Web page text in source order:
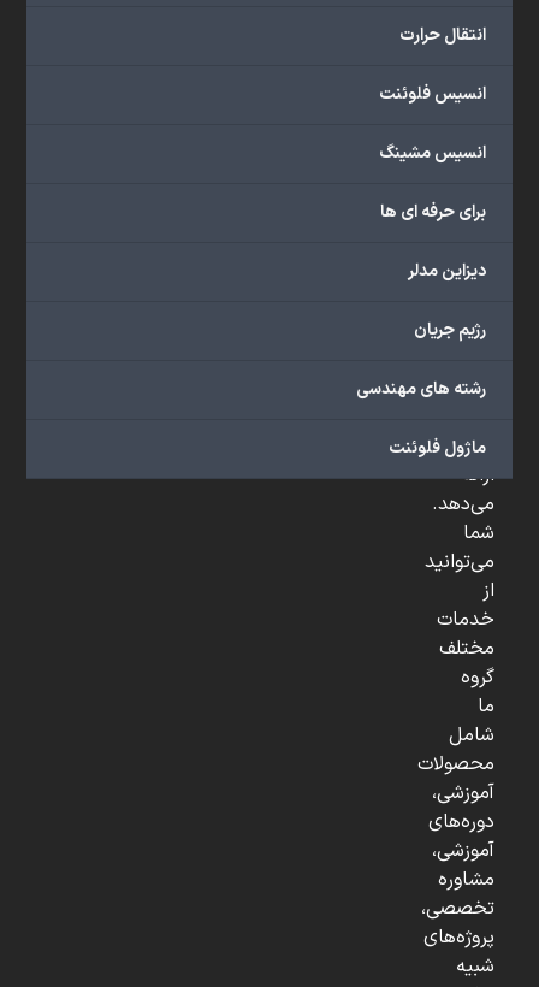
انتقال حرارت
انسیس فلوئنت
انسیس مشینگ
برای حرفه ای ها
دیزاین مدلر
رژیم جریان
رشته های مهندسی
ماژول فلوئنت
(CFD)
هستند.
ما
گسترده‌ای
با
دانشگاهی،
صنعتی
...
ارائه
می‌دهد.
شما
می‌توانید
از
خدمات
مختلف
گروه
ما
شامل
محصولات
آموزشی،
دوره‌های
آموزشی،
مشاوره
تخصصی،
پروژه‌های
شبیه